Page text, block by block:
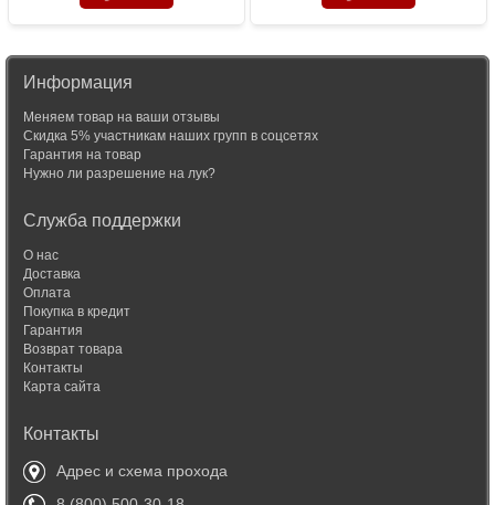
Информация
Меняем товар на ваши отзывы
Скидка 5% участникам наших групп в соцсетях
Гарантия на товар
Нужно ли разрешение на лук?
Служба поддержки
О нас
Доставка
Оплата
Покупка в кредит
Гарантия
Возврат товара
Контакты
Карта сайта
Контакты
Адрес и схема прохода